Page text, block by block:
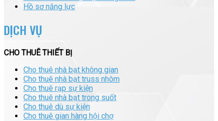
Hồ sơ năng lực
DỊCH VỤ
CHO THUÊ THIẾT BỊ
Cho thuê nhà bạt không gian
Cho thuê nhà bạt truss nhôm
Cho thuê rạp sự kiện
Cho thuê nhà bạt trong suốt
Cho thuê dù sự kiện
Cho thuê gian hàng hội chợ